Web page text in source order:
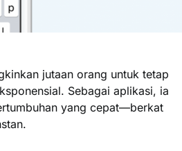
jutaan orang untuk tetap
Sebagai aplikasi, ia
yang cepat—berkat